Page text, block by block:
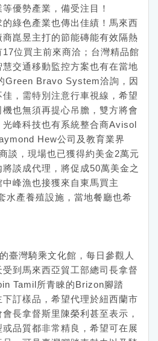
優勢產業，備受注目！
綠色產業也傳出佳績！馬來西
崑昱主打的節能磚能有效隔熱
位買主前來商洽；台灣精品館
交通移動監控方案也有在當地
Green Bravo System洽詢，因
，需特別注意行車視線，希望
也無須再提心吊膽，雙方將會
峰科技也有系統整合商Avisol
Hew公司及教育業界
談，現場也已獲得約美金2萬元
談成代理，將促成50萬美金之
峰漁也接獲來自東馬買主
水產養殖設施，當地餐廳也希
臺灣騎乘文化館，每日參觀人
到馬來西亞貿工部總司長拿督
Tamil所青睞的Brizon腳踏
訂樣品，希望代理於紐西蘭市
長拿督斯里陳榮利甚至表示，
品質都非常精良，希望可在展